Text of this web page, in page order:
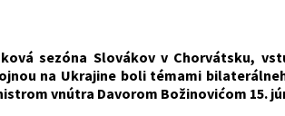
sezóna Slovákov v Chorvátsku,
na Ukrajine boli témami
vnútra Davorom Božinovićom 15.